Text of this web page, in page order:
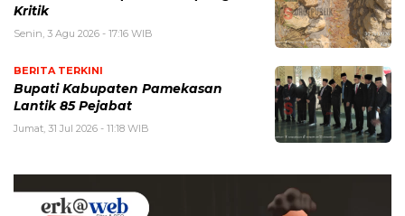
Kritik
Senin, 3 Agu 2026 - 17:16 WIB
BERITA TERKINI
Bupati Kabupaten Pamekasan
Lantik 85 Pejabat
Jumat, 31 Jul 2026 - 11:18 WIB